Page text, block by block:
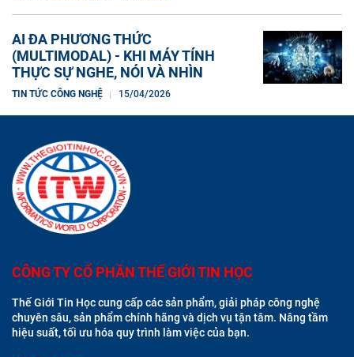
AI ĐA PHƯƠNG THỨC
(MULTIMODAL) - KHI MÁY TÍNH
THỰC SỰ NGHE, NÓI VÀ NHÌN
TIN TỨC CÔNG NGHỆ 15/04/2026
CÔNG TY CỔ PHẦN THẾ GIỚI TIN HỌC
Thế Giới Tin Học cung cấp các sản phẩm, giải pháp công nghệ
chuyên sâu, sản phẩm chính hãng và dịch vụ tận tâm. Nâng tầm
hiệu suất, tối ưu hóa quy trình làm việc của bạn.